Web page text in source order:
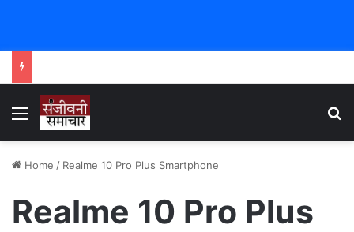
Menu
Home / Realme 10 Pro Plus Smartphone
Realme 10 Pro Plus